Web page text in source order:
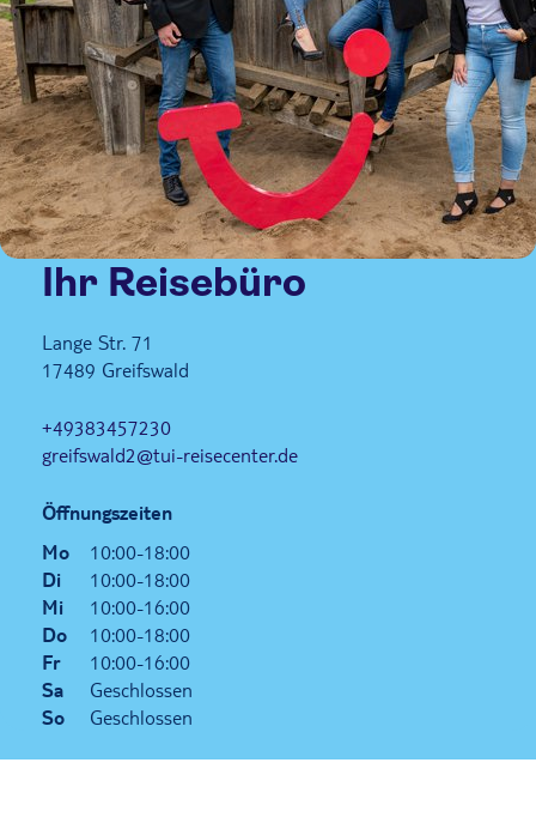
Ihr Reisebüro
Lange Str. 71
17489 Greifswald
+49383457230
greifswald2@tui-reisecenter.de
Öffnungszeiten
Mo
10:00-18:00
Di
10:00-18:00
Mi
10:00-16:00
Do
10:00-18:00
Fr
10:00-16:00
Sa
Geschlossen
So
Geschlossen